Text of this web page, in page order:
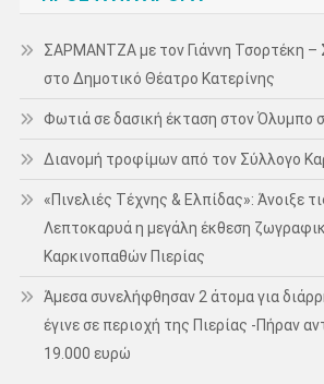
ΣΑΡΜΑΝΤΖΑ με τον Γιάννη Τσορτέκη –
στο Δημοτικό Θέατρο Κατερίνης
Φωτιά σε δασική έκταση στον Όλυμπο
Διανομή τροφίμων από τον Σύλλογο
«Πινελιές Τέχνης & Ελπίδας»: Άνοιξε
Λεπτοκαρυά η μεγάλη έκθεση
Καρκινοπαθών Πιερίας
Άμεσα συνελήφθησαν 2 άτομα για
έγινε σε περιοχή της Πιερίας -Πήραν
19.000 ευρώ